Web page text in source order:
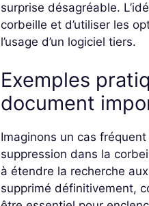
surprise désagréable.
corbeille et d’utiliser les
l’usage d’un logiciel tiers.
Exemples
document
Imaginons un cas
suppression dans la
à étendre la recherche
supprimé définitivement,